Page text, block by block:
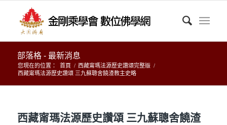
部落格 - 最新消息
您現在的位置： 首頁 / 西藏甯瑪法源歷史讚頌完整版 /
西藏甯瑪法源歷史讚頌 三九蘇聰舍饒渣教主史略
西藏甯瑪法源歷史讚頌 三九蘇聰舍饒渣